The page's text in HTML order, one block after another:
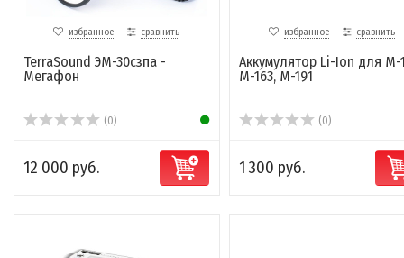
избранное сравнить
TerraSound ЭМ-30сзпа -
Мегафон
(0)
12 000 руб.
избранное сравнить
Аккумулятор Li-Ion для M-
M-163, M-191
(0)
1 300 руб.